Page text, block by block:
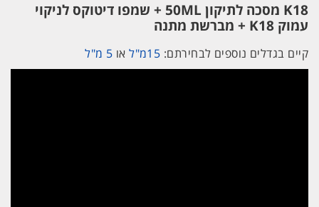
דיטוקס
לניקוי
עמוק
+
מסרק
K18 מסכה לתיקון 50ML + שמפו דיטוקס לניקוי
עמוק K18 + מברשת מתנה
קיים בגדלים נוספים לבחירתם: 15מ"ל או 5 מ"ל